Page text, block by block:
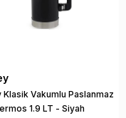
Klasik Vakumlu Paslanmaz
1.9 LT - Siyah